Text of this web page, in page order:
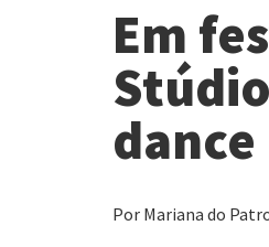
Em
dance
Por Mariana do